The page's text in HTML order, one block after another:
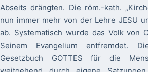
Abseits drängten. Die röm.-kath.
nun immer mehr von der Lehre JESU
ab. Systematisch wurde das Volk von
Seinem Evangelium entfremdet.
Gesetzbuch GOTTES für die